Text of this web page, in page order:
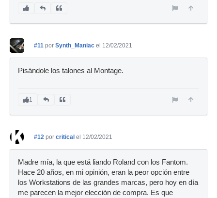
#11 por Synth_Maniac el 12/02/2021
Pisándole los talones al Montage.
1
#12 por critical el 12/02/2021
Madre mía, la que está liando Roland con los Fantom.
Hace 20 años, en mi opinión, eran la peor opción entre
los Workstations de las grandes marcas, pero hoy en día
me parecen la mejor elección de compra. Es que